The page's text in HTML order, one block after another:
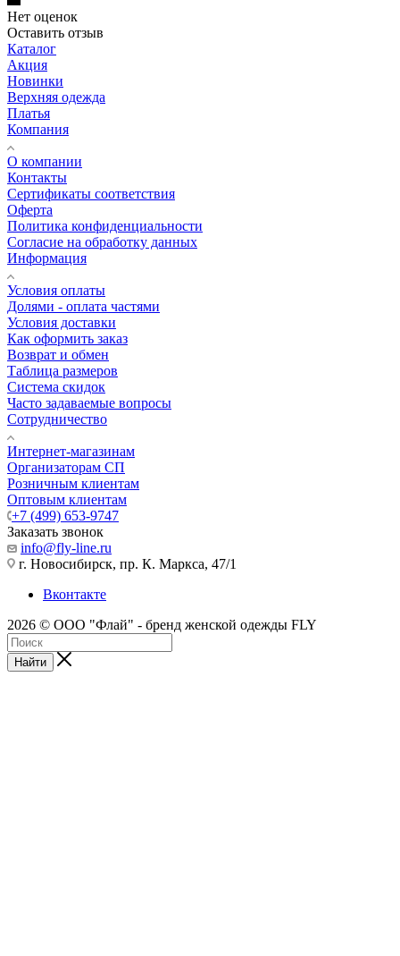
Нет оценок
Оставить отзыв
Каталог
Акция
Новинки
Верхняя одежда
Платья
Компания
О компании
Контакты
Сертификаты соответствия
Оферта
Политика конфиденциальности
Согласие на обработку данных
Информация
Условия оплаты
Долями - оплата частями
Условия доставки
Как оформить заказ
Возврат и обмен
Таблица размеров
Система скидок
Часто задаваемые вопросы
Сотрудничество
Интернет-магазинам
Организаторам СП
Розничным клиентам
Оптовым клиентам
+7 (499) 653-9747
Заказать звонок
info@fly-line.ru
г. Новосибирск, пр. К. Маркса, 47/1
Вконтакте
2026 © ООО "Флай" - бренд женской одежды FLY
Найти